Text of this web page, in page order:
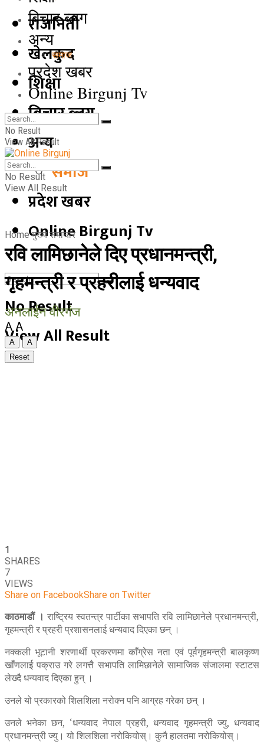
राजनिती
खेलकुद
शिक्षा
बिचार ब्लग
अन्य
समाज
प्रदेश खबर
Online Birgunj Tv
No Result
View All Result
बिचार ब्लग
अन्य
समाज
प्रदेश खबर
Online Birgunj Tv
No Result
View All Result
No Result
View All Result
Home मुख्य समाचार
रवि लामिछानेले दिए प्रधानमन्त्री,
गृहमन्त्री र प्रहरीलाई धन्यवाद
अनलाईन वीरगंज
A A
A
A
Reset
1
SHARES
7
VIEWS
Share on FacebookShare on Twitter
काठमाडौं । राष्ट्रिय स्वतन्त्र पार्टीका सभापति रवि लामिछानेले प्रधानमन्त्री,
गृहमन्त्री र प्रहरी प्रशासनलाई धन्यवाद दिएका छन् ।
नक्कली भूटानी शरणार्थी प्रकरणमा काँग्रेस नता एवं पूर्वगृहमन्त्री बालकृष्ण
खाँणलाई पक्राउ गरे लगत्तै सभापति लामिछानेले सामाजिक संजालमा स्टाटस
लेख्दै धन्यवाद दिएका हुन् ।
उनले यो प्रकारको शिलशिला नरोक्न पनि आग्रह गरेका छन् ।
उनले भनेका छन, ‘धन्यवाद नेपाल प्रहरी, धन्यवाद गृहमन्त्री ज्यु, धन्यवाद
प्रधानमन्त्री ज्यु। यो शिलशिला नरोकियोस्। कुनै हालतमा नरोकियोस्।